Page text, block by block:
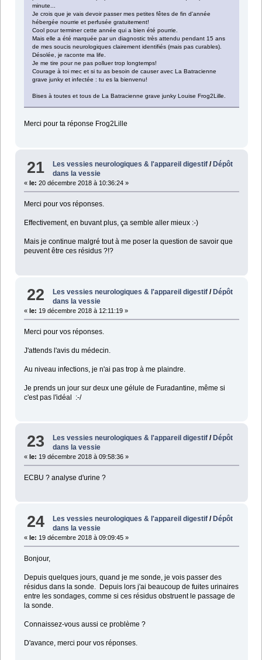
minute...
Je crois que je vais devoir passer mes petites fêtes de fin d'année
hébergée nourrie et perfusée gratuitement!
Cool pour terminer cette année qui a bien été pourrie.
Mais elle a été marquée par un diagnostic très attendu pendant 15 ans
de mes soucis neurologiques clairement identifiés (mais pas curables).
Désolée, je raconte ma life.
Je me tire pour ne pas polluer trop longtemps!
Courage à toi mec et si tu as besoin de causer avec La Batracienne
grave junky et infectée : tu es la bienvenu!
Bises à toutes et tous de La Batracienne grave junky Louise Frog2Lille.
Merci pour ta réponse Frog2Lille
21 Les vessies neurologiques & l'appareil digestif / Dépôt
dans la vessie
« le: 20 décembre 2018 à 10:36:24 »
Merci pour vos réponses.
Effectivement, en buvant plus, ça semble aller mieux :-)
Mais je continue malgré tout à me poser la question de savoir que
peuvent être ces résidus ?!?
22 Les vessies neurologiques & l'appareil digestif /Dépôt
dans la vessie
« le: 19 décembre 2018 à 12:11:19 »
Merci pour vos réponses.
J'attends l'avis du médecin.
Au niveau infections, je n'ai pas trop à me plaindre.
Je prends un jour sur deux une gélule de Furadantine, même si
c'est pas l'idéal :-/
23 Les vessies neurologiques & l'appareil digestif / Dépôt
dans la vessie
« le: 19 décembre 2018 à 09:58:36 »
ECBU ? analyse d'urine ?
24 Les vessies neurologiques & l'appareil digestif /Dépôt
dans la vessie
« le: 19 décembre 2018 à 09:09:45 »
Bonjour,
Depuis quelques jours, quand je me sonde, je vois passer des
résidus dans la sonde. Depuis lors j'ai beaucoup de fuites urinaires
entre les sondages, comme si ces résidus obstruent le passage de
la sonde.
Connaissez-vous aussi ce problème ?
D'avance, merci pour vos réponses.